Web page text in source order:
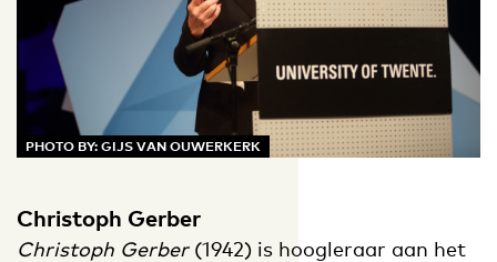
PHOTO BY: GIJS VAN OUWERKERK
Christoph Gerber
Christoph Gerber (1942) is hoogleraar aan het